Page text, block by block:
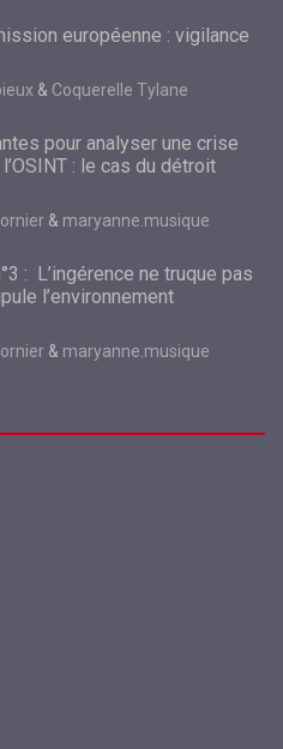
européenne : vigilance
& Coquerelle Tylane
pour analyser une crise
: le cas du détroit
& maryanne.musique
: L’ingérence ne truque pas
l’environnement
& maryanne.musique